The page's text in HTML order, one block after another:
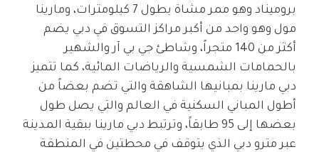
بروميناد وهو ممر مشاة بطول 7 كيلومترات، ومارينا
مول وهو واحد من أكبر مراكز التسوق في دبي يضم
أكثر من 140 متجراً، وشاطئ جي بي آر والشهير
بالحمامات الشمسية والرياضات المائية، كما تتميز
دبي مارينا بمبانيها الشاهقة والتي تضم بعضاً من
أطول المباني السكنية في العالم والتي يصل طول
بعضها إلى 95 طابقاً، وترتبط دبي مارينا ببقية المدينة
عبر مترو دبي الذي يتوقف في محطتين في المنطقة